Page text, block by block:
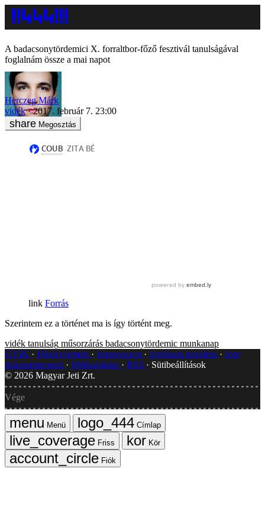
A badacsonytördemici X. forraltbor-főző fesztivál tanulságával
foglalnám össze a mai napot
Herczeg Márk
vidék
2017. február 7. 23:00
Megosztás
Forrás
Szerintem ez a történet ma is így történt meg.
vidék tanulság műsorzárás badacsonytördemic munkanap
GYIK
Hibát jelentek Impresszum Javítások kezelése
Jogi
dokumentumok
Médiaajánlat RSS
Sütibeállítások
© 2026 Magyar Jeti Zrt.
Vége
Menü
Címlap
Friss
Kör
Fiók